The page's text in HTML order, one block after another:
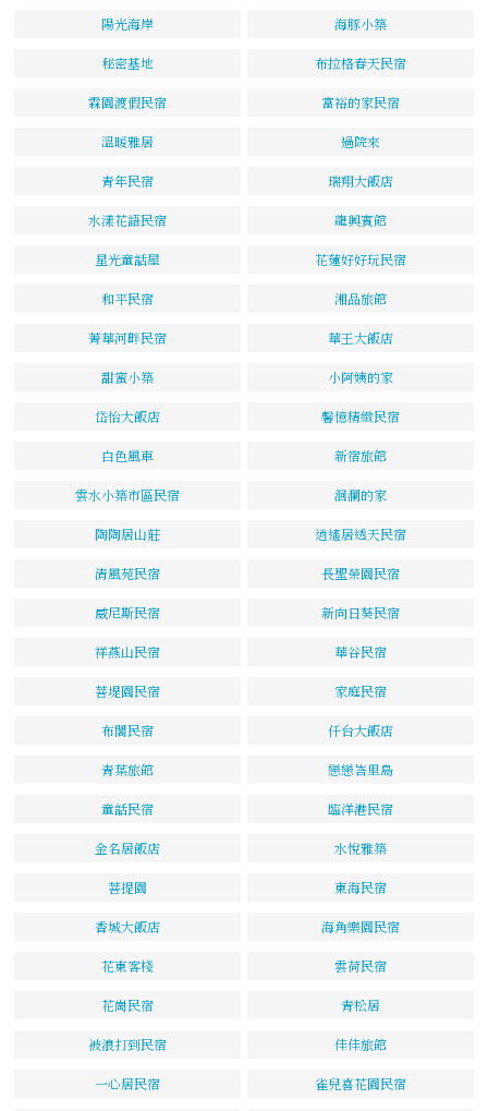
陽光海岸 海豚小築
秘密基地 布拉格春天民宿
霖園渡假民宿 富裕的家民宿
溫暖雅居 過院來
青年民宿 瑞翔大飯店
水漾花語民宿 龍興賓館
星光童話屋 花蓮好好玩民宿
和平民宿 湘品旅館
菁華河畔民宿 華王大飯店
甜蜜小築 小阿姨的家
岱怡大飯店 馨憶精緻民宿
白色風車 新宿旅館
雲水小築市區民宿 洄瀾的家
陶陶居山莊 逍遙居透天民宿
清風苑民宿 長聖榮園民宿
威尼斯民宿 新向日葵民宿
祥燕山民宿 華谷民宿
菩堤園民宿 家庭民宿
布閣民宿 仟台大飯店
青葉旅館 戀戀峇里島
童話民宿 臨洋港民宿
金名居飯店 水悅雅築
菩提園 東海民宿
香城大飯店 海角樂園民宿
花東客棧 雲荷民宿
花崗民宿 青松居
被浪打到民宿 佳佳旅館
一心居民宿 雀兒喜花園民宿